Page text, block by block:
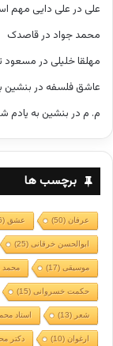
علی در علی دایی مهم
محمد جواد در قاصدک
مهلقا خلیلی در مسعود
عاشق فلسفه در بنشین
م. م در بنشین به یادم
برچسب ها
عرفان(50) عشق (46)
ابوالحسن خرقانی(25)
موسیقی(17) محمد
حکمت خسروانی(15)
شعر (13) استاد
ارغوان(10) دکتر